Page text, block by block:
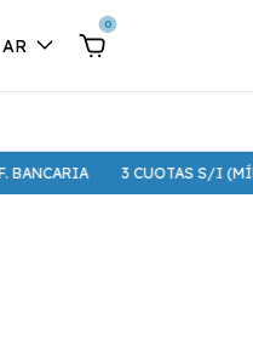
AR
0
3 CUOTAS S/I